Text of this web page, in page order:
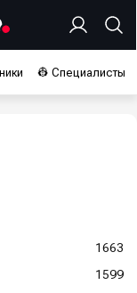
👷 Специалисты
1663
1599